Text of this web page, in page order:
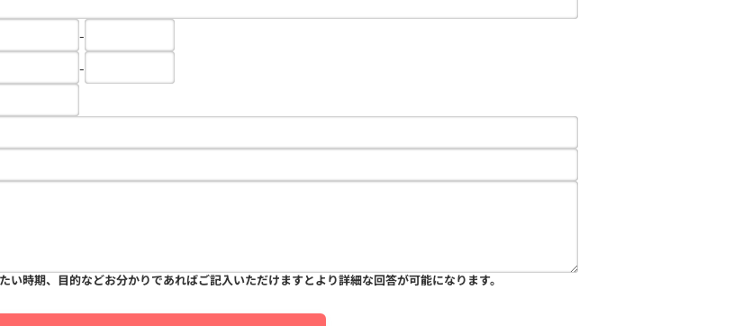
-
-
い時期、目的などお分かりであればご記入いただけますとより詳細な回答が可能になります。